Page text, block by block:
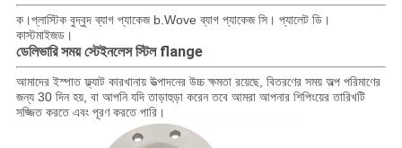
ক।প্লাস্টিক বুদ্বুদ ব্যাগ প্যাকেজ b.Wove ব্যাগ প্যাকেজ সি। প্যালেট ডি।
কাস্টমাইজড।
ডেলিভারি সময়স্টেইনলেস স্টিল flange
আমাদের ইস্পাত ফ্ল্যাট কারখানায় উত্পাদনের উচ্চ ক্ষমতা রয়েছে, বিতরণের সময় অল্প পরিমাণের
জন্য 30 দিন হয়, বা আপনি যদি তাড়াহুড়া করেন তবে আমরা আপনার শিপিংয়ের তারিখটি
সজ্জিত করতে এবং পূরণ করতে পারি।